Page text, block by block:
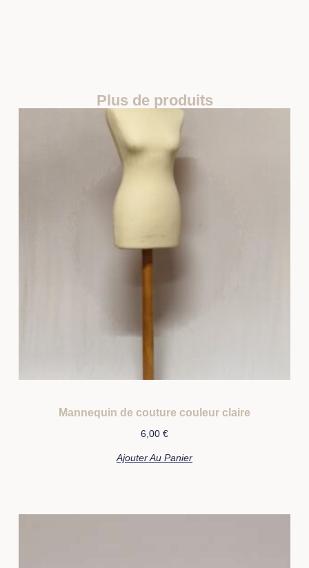
Plus de produits
Mannequin de couture couleur claire
6,00 €
Ajouter Au Panier